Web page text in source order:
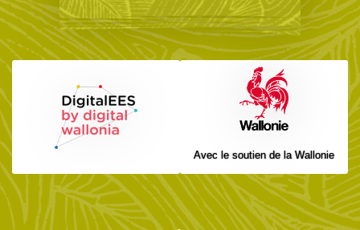
Avec le soutien de la Wallonie